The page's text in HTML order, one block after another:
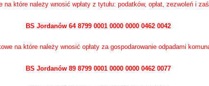
na które należy wnosić wpłaty z tytułu: podatków, opłat, zezwoleń i
BS Jordanów 64 8799 0001 0000 0000 0462 0042
na które należy wnosić opłaty za gospodarowanie odpadami
BS Jordanów 89 8799 0001 0000 0000 0462 0077